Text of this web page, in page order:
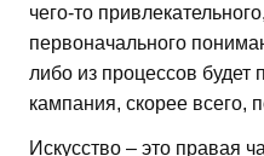
чего-то
первоначального
либо из процессов будет
кампания, скорее всего,
Искусство – это правая